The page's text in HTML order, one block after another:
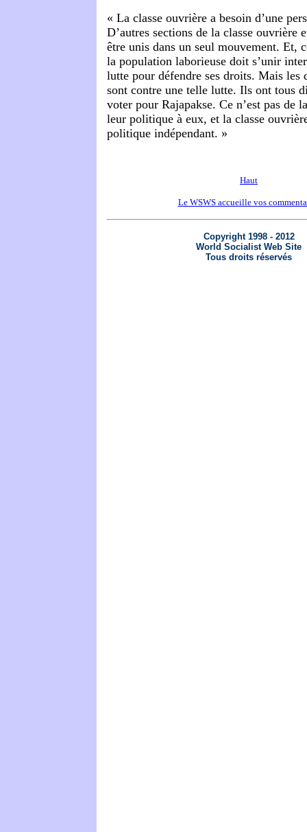
« La classe ouvrière a besoin d’une
D’autres sections de la classe ouvrière
être unis dans un seul mouvement. Et,
la population laborieuse doit s’unir
lutte pour défendre ses droits. Mais les
sont contre une telle lutte. Ils ont tous
voter pour Rajapakse. Ce n’est pas de
leur politique à eux, et la classe
politique indépendant. »
Haut
Le WSWS accueille vos
Copyright 1998 - 2012
World Socialist Web Site
Tous droits réservés